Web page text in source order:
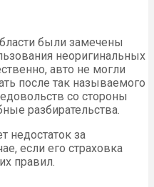
были замечены
неоригинальных
авто не могли
после так называемого
со стороны
разбирательства.
недостаток за
если его страховка
правил.